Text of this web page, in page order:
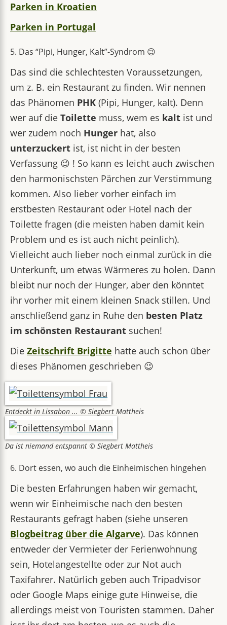
Parken in Kroatien
Parken in Portugal
5. Das “Pipi, Hunger, Kalt”-Syndrom 😉
Das sind die schlechtesten Voraussetzungen,
um z. B. ein Restaurant zu finden. Wir nennen
das Phänomen PHK (Pipi, Hunger, kalt). Denn
wer auf die Toilette muss, wem es kalt ist und
wer zudem noch Hunger hat, also
unterzuckert ist, ist nicht in der besten
Verfassung 😉 ! So kann es leicht auch zwischen
den harmonischsten Pärchen zur Verstimmung
kommen. Also lieber vorher einfach im
erstbesten Restaurant oder Hotel nach der
Toilette fragen (die meisten haben damit kein
Problem und es ist auch nicht peinlich).
Vielleicht auch lieber noch einmal zurück in die
Unterkunft, um etwas Wärmeres zu holen. Dann
bleibt nur noch der Hunger, aber den könntet
ihr vorher mit einem kleinen Snack stillen. Und
anschließend ganz in Ruhe den besten Platz
im schönsten Restaurant suchen!
Die Zeitschrift Brigitte hatte auch schon über
dieses Phänomen geschrieben 😉
Entdeckt in Lissabon ... © Siegbert Mattheis
Da ist niemand entspannt © Siegbert Mattheis
6. Dort essen, wo auch die Einheimischen hingehen
Die besten Erfahrungen haben wir gemacht,
wenn wir Einheimische nach den besten
Restaurants gefragt haben (siehe unseren
Blogbeitrag über die Algarve). Das können
entweder der Vermieter der Ferienwohnung
sein, Hotelangestellte oder zur Not auch
Taxifahrer. Natürlich geben auch Tripadvisor
oder Google Maps einige gute Hinweise, die
allerdings meist von Touristen stammen. Daher